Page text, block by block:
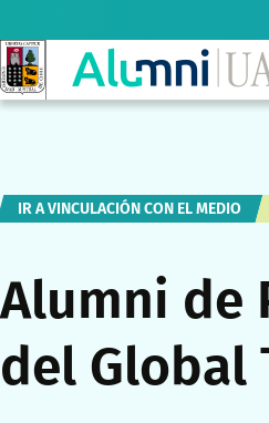
IR A VINCULACIÓN CON EL MEDIO
Alumni de
del Global